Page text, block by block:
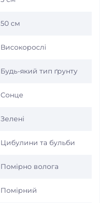
50 см
Високорослі
Будь-який тип ґрунту
Сонце
Зелені
Цибулини та бульби
Помірно волога
Помірний